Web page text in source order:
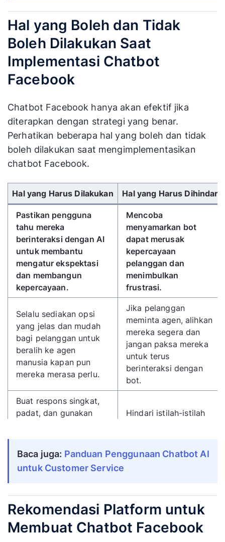
Hal yang Boleh dan Tidak
Boleh Dilakukan Saat
Implementasi Chatbot
Facebook
Chatbot Facebook hanya akan efektif jika
diterapkan dengan strategi yang benar.
Perhatikan beberapa hal yang boleh dan tidak
boleh dilakukan saat mengimplementasikan
chatbot Facebook.
Gunakan tombol panah kiri/kanan untuk
Hal yang Harus Dilakukan Hal yang Harus Dihindari
Pastikan pengguna
tahu mereka
berinteraksi dengan AI
untuk membantu
mengatur ekspektasi
dan membangun
kepercayaan.
Mencoba
menyamarkan bot
dapat merusak
kepercayaan
pelanggan dan
menimbulkan
frustrasi.
Selalu sediakan opsi
yang jelas dan mudah
bagi pelanggan untuk
beralih ke agen
manusia kapan pun
mereka merasa perlu.
Jika pelanggan
meminta agen, alihkan
mereka segera dan
jangan paksa mereka
untuk terus
berinteraksi dengan
bot.
Buat respons singkat,
padat, dan gunakan
Gunakan tombol dan
menu untuk memandu
percakapan.
Hindari istilah-istilah
membingungkan
pelanggan umum.
untuk mencari tahu
kegagalan, pertanyaan
tersering, dan tingkat
Implementasi bukanlah
tugas sekali jalan,
sehingga bot harus
terus dipantau,
Baca juga: Panduan Penggunaan Chatbot AI
untuk Customer Service
Rekomendasi Platform untuk
Membuat Chatbot Facebook